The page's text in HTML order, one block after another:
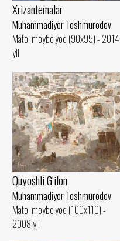
Xrizantemalar
Muhammadiyor Toshmurodov
Mato, moybo‘yoq (90x95) - 2014
yil
Quyoshli G‘ilon
Muhammadiyor Toshmurodov
Mato, moybo‘yoq (100x110) -
2008 yil